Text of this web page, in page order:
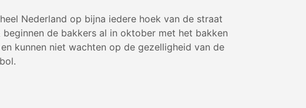
Nederland op bijna iedere hoek van de straat
de bakkers al in oktober met het bakken
kunnen niet wachten op de gezelligheid van de